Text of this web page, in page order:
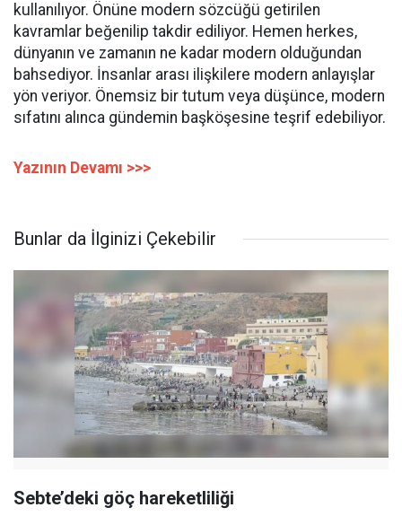
kullanılıyor. Önüne modern sözcüğü getirilen
kavramlar beğenilip takdir ediliyor. Hemen herkes,
dünyanın ve zamanın ne kadar modern olduğundan
bahsediyor. İnsanlar arası ilişkilere modern anlayışlar
yön veriyor. Önemsiz bir tutum veya düşünce, modern
sıfatını alınca gündemin başköşesine teşrif edebiliyor.
Yazının Devamı >>>
Bunlar da İlginizi Çekebilir
Sebte’deki göç hareketliliği